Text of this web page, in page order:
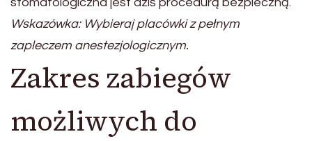
Wskazówka: Wybieraj placówki z pełnym
zapleczem anestezjologicznym.
Zakres zabiegów
możliwych do